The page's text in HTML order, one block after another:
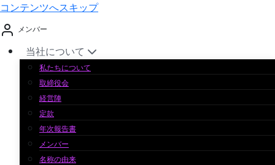
コンテンツへスキップ
メンバー
当社について
私たちについて
取締役会
経営陣
定款
年次報告書
メンバー
名称の由来